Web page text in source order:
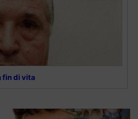
fin di vita